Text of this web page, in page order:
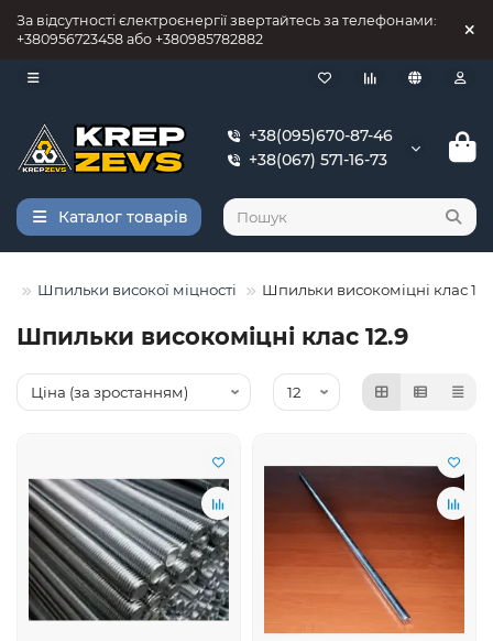
За відсутності єлектроєнергії звертайтесь за телефонами:
+380956723458 або +380985782882
+38(095)670-87-46
+38(067) 571-16-73
Каталог товарів
Шпильки високої міцності Шпильки високоміцні клас
Шпильки високоміцні клас 12.9